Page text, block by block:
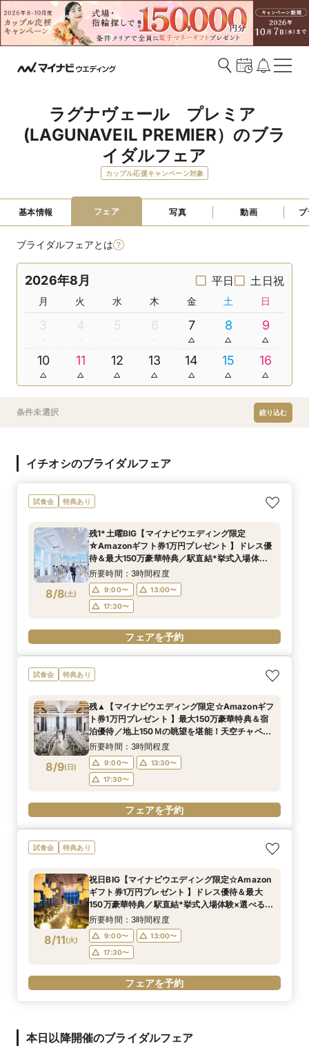
ラグナヴェール　プレミア
(LAGUNAVEIL PREMIER）のブラ
イダルフェア
カップル応援キャンペーン対象
基本情報 フェア 写真 動画
ブライダルフェアとは
2026年8月 平日 土日祝
月 火 水 木 金 土 日
3 4 5 6 7 8 9
10 11 12 13 14 15 16
条件未選択 絞り込む
イチオシのブライダルフェア
試食会 特典あり
8/8(土)
残1*土曜BIG【マイナビウエディング限定
☆Amazonギフト券1万円プレゼント 】ドレス優
待＆最大150万豪華特典／駅直結*挙式入場体験×
選べる2つの会場見学
所要時間：3時間程度
9:00〜
13:00〜
17:30〜
フェアを予約
試食会 特典あり
8/9(日)
残▲【マイナビウエディング限定☆Amazonギフ
ト券1万円プレゼント 】最大150万豪華特典＆宿
泊優待／地上150Ｍの眺望を堪能！天空チャペル
で感動挙式&上質貸切体験*BIGフェア
所要時間：3時間程度
9:00〜
13:30〜
17:30〜
フェアを予約
試食会 特典あり
8/11(火)
祝日BIG【マイナビウエディング限定☆Amazon
ギフト券1万円プレゼント 】ドレス優待＆最大
150万豪華特典／駅直結*挙式入場体験×選べる2
つの会場見学
所要時間：3時間程度
9:00〜
13:00〜
17:30〜
フェアを予約
本日以降開催のブライダルフェア